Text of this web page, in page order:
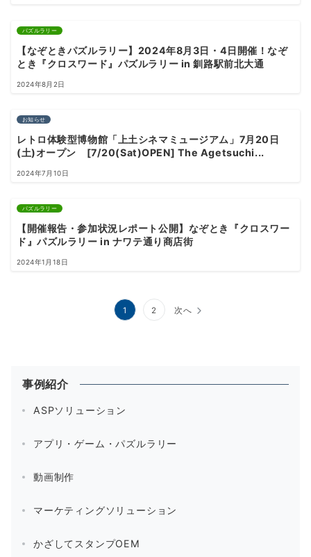
パズルラリー
【なぞときパズルラリー】2024年8月3日・4日開催！なぞ
とき『クロスワード』パズルラリー in 釧路駅前北大通
2024年8月2日
お知らせ
レトロ体験型博物館「上土シネマミュージアム」7月20日
(土)オープン [7/20(Sat)OPEN] The Agetsuchi...
2024年7月10日
パズルラリー
【開催報告・参加状況レポート公開】なぞとき『クロスワー
ド』パズルラリー in ナワテ通り商店街
2024年1月18日
ペ
送
り
1 2 次へ
事例紹介
ASPソリューション
アプリ・ゲーム・パズルラリー
動画制作
マーケティングソリューション
かざしてスタンプOEM